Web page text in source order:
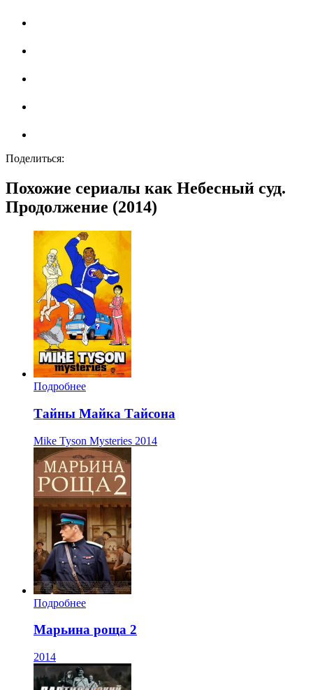
Поделиться:
Похожие сериалы как Небесный суд.
Продолжение (2014)
Подробнее
Тайны Майка Тайсона
Mike Tyson Mysteries 2014
Подробнее
Марьина роща 2
2014